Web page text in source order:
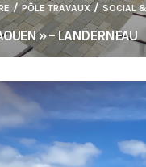
/PÔLE TRAVAUX/SOCIAL
» – LANDERNEAU